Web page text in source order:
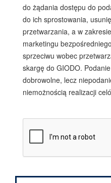
do żądania dostępu do
do ich sprostowania,
przetwarzania, a w
marketingu
sprzeciwu wobec
skargę do GIODO.
dobrowolne, lecz
niemożnością realizacji